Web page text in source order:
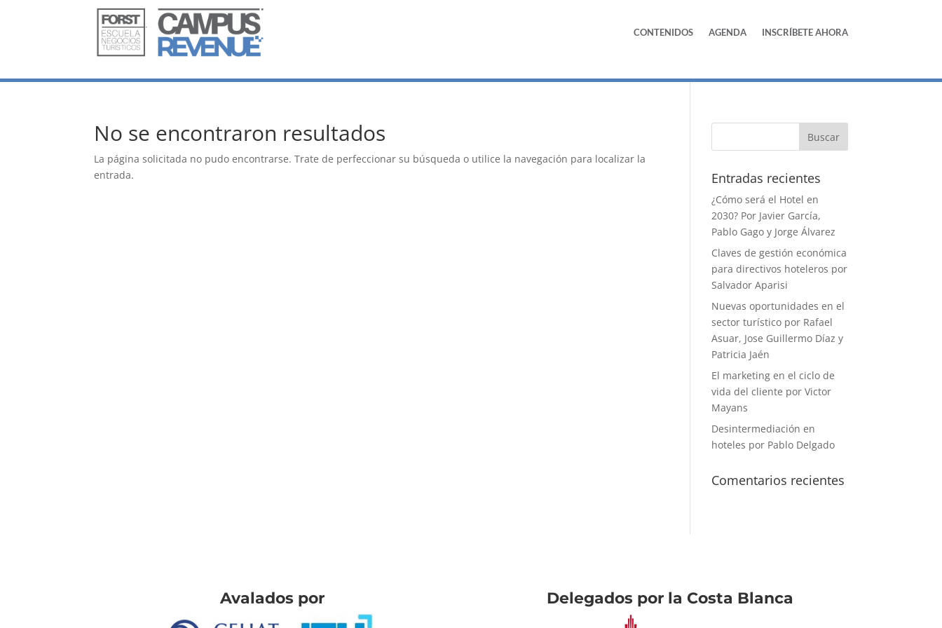
CONTENIDOS AGENDA INSCRÍBETE AHORA
No se encontraron resultados
La página solicitada no pudo encontrarse. Trate de perfeccionar su búsqueda o utilice la navegación para localizar la
entrada.
Entradas recientes
¿Cómo será el Hotel en
2030? Por Javier García,
Pablo Gago y Jorge Álvarez
Claves de gestión económica
para directivos hoteleros por
Salvador Aparisi
Nuevas oportunidades en el
sector turístico por Rafael
Asuar, Jose Guillermo Díaz y
Patricia Jaén
El marketing en el ciclo de
vida del cliente por Victor
Mayans
Desintermediación en
hoteles por Pablo Delgado
Comentarios recientes
Avalados por Delegados por la Costa Blanca